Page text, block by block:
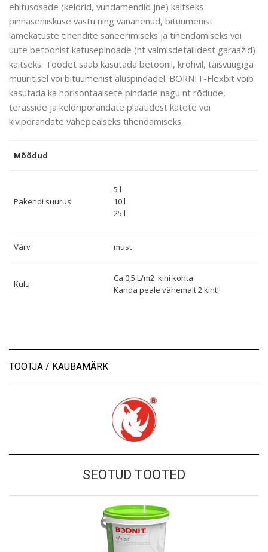
ehitusosade (keldrid, vundamendid jne) kaitseks
pinnaseniiskuse vastu ning vananenud, bituumenist
lamekatuste tihendite saneerimiseks ja tihendamiseks või
uute betoonist katusepindade (nt valmisdetailidest garaažid)
kaitseks. Toodet saab kasutada betoonil, krohvil, täisvuugiga
müüritisel või bituumenist aluspindadel. BORNIT-Flexbit võib
kasutada ka horisontaalsete pindade nagu nt rõdude,
terasside ja keldripõrandate plaatidest katete või
kivipõrandate vahepealseks tihendamiseks.
Mõõdud
Pakendi suurus
5 l
10 l
25 l
Värv must
Kulu
Ca 0,5 L/m2 kihi kohta
Kanda peale vähemalt 2 kihti!
TOOTJA / KAUBAMÄRK
SEOTUD TOOTED